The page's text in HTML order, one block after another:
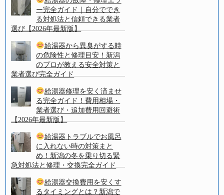
ー完全ガイド｜自分ででき
る対処法と信頼できる業者
選び【2026年最新版】
給湯器から異臭がする時
の危険性と修理目安！新潟
のプロが教える安全対策と
業者選び完全ガイド
給湯器修理を安く済ませ
る完全ガイド！費用相場・
業者選び・追加費用回避術
【2026年最新版】
給湯器トラブルでお風呂
に入れない時の対策まと
め！新潟の冬を乗り切る緊
急対処法と修理・交換完全ガイド
給湯器交換費用を安くす
るタイミングとは？新潟で